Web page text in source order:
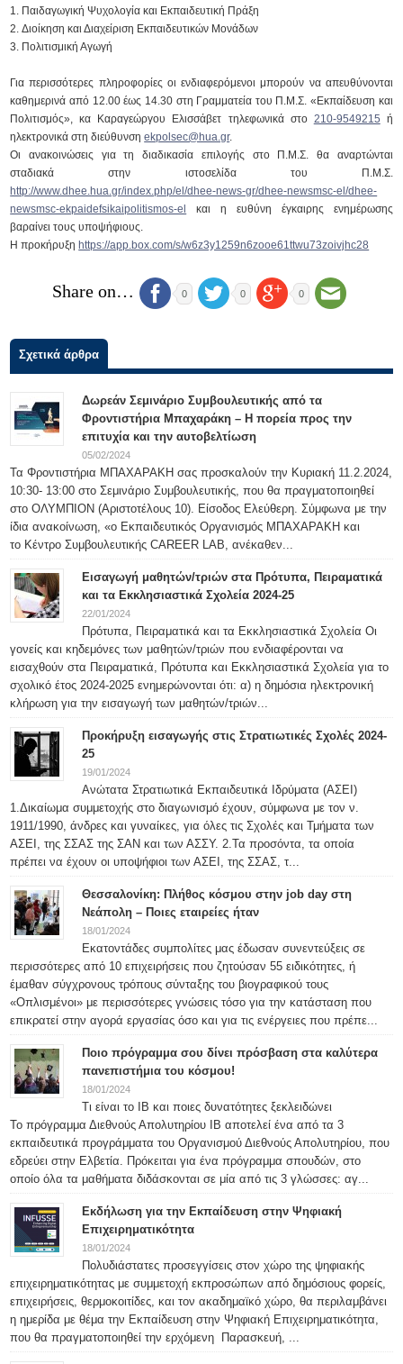
Παιδαγωγική Ψυχολογία και Εκπαιδευτική Πράξη
Διοίκηση και Διαχείριση Εκπαιδευτικών Μονάδων
Πολιτισμική Αγωγή
Για περισσότερες πληροφορίες οι ενδιαφερόμενοι μπορούν να απευθύνονται
καθημερινά από 12.00 έως 14.30 στη Γραμματεία του Π.Μ.Σ. «Εκπαίδευση και
Πολιτισμός», κα Καραγεώργου Ελισσάβετ τηλεφωνικά στο 210-9549215 ή
ηλεκτρονικά στη διεύθυνσηekpolsec@hua.gr.
Οι ανακοινώσεις για τη διαδικασία επιλογής στο Π.Μ.Σ. θα αναρτώνται
σταδιακά στην ιστοσελίδα του Π.Μ.Σ.
http://www.dhee.hua.gr/index.php/el/dhee-news-gr/dhee-newsmsc-el/dhee-
newsmsc-ekpaidefsikaipolitismos-el
και η ευθύνη έγκαιρης ενημέρωσης
βαραίνει τους υποψήφιους.
Η προκήρυξη https://app.box.com/s/w6z3y1259n6zooe61ttwu73zoivjhc28
Share on… 0 0 0
Σχετικά άρθρα
Δωρεάν Σεμινάριο Συμβουλευτικής από τα
Φροντιστήρια Μπαχαράκη – Η πορεία προς την
επιτυχία και την αυτοβελτίωση
05/02/2024
Τα Φροντιστήρια ΜΠΑΧΑΡΑΚΗ σας προσκαλούν την Κυριακή 11.2.2024,
10:30- 13:00 στο Σεμινάριο Συμβουλευτικής, που θα πραγματοποιηθεί
στο ΟΛΥΜΠΙΟΝ (Αριστοτέλους 10). Είσοδος Ελεύθερη. Σύμφωνα με την
ίδια ανακοίνωση, «ο Εκπαιδευτικός Οργανισμός ΜΠΑΧΑΡΑΚΗ και
το Κέντρο Συμβουλευτικής CAREER LAB, ανέκαθεν...
Εισαγωγή μαθητών/τριών στα Πρότυπα, Πειραματικά
και τα Εκκλησιαστικά Σχολεία 2024-25
22/01/2024
Πρότυπα, Πειραματικά και τα Εκκλησιαστικά Σχολεία Οι
γονείς και κηδεμόνες των μαθητών/τριών που ενδιαφέρονται να
εισαχθούν στα Πειραματικά, Πρότυπα και Εκκλησιαστικά Σχολεία για το
σχολικό έτος 2024-2025 ενημερώνονται ότι: α) η δημόσια ηλεκτρονική
κλήρωση για την εισαγωγή των μαθητών/τριών...
Προκήρυξη εισαγωγής στις Στρατιωτικές Σχολές 2024-
25
19/01/2024
Ανώτατα Στρατιωτικά Εκπαιδευτικά Ιδρύματα (ΑΣΕΙ)
1.Δικαίωμα συμμετοχής στο διαγωνισμό έχουν, σύμφωνα με τον ν.
1911/1990, άνδρες και γυναίκες, για όλες τις Σχολές και Τμήματα των
ΑΣΕΙ, της ΣΣΑΣ της ΣΑΝ και των ΑΣΣΥ. 2.Τα προσόντα, τα οποία
πρέπει να έχουν οι υποψήφιοι των ΑΣΕΙ, της ΣΣΑΣ, τ...
Θεσσαλονίκη: Πλήθος κόσμου στην job day στη
Νεάπολη – Ποιες εταιρείες ήταν
18/01/2024
Εκατοντάδες συμπολίτες μας έδωσαν συνεντεύξεις σε
περισσότερες από 10 επιχειρήσεις που ζητούσαν 55 ειδικότητες, ή
έμαθαν σύγχρονους τρόπους σύνταξης του βιογραφικού τους
«Οπλισμένοι» με περισσότερες γνώσεις τόσο για την κατάσταση που
επικρατεί στην αγορά εργασίας όσο και για τις ενέργειες που πρέπε...
Ποιο πρόγραμμα σου δίνει πρόσβαση στα καλύτερα
πανεπιστήμια του κόσμου!
18/01/2024
Τι είναι το IB και ποιες δυνατότητες ξεκλειδώνει
Το πρόγραμμα Διεθνούς Απολυτηρίου IB αποτελεί ένα από τα 3
εκπαιδευτικά προγράμματα του Οργανισμού Διεθνούς Απολυτηρίου, που
εδρεύει στην Ελβετία. Πρόκειται για ένα πρόγραμμα σπουδών, στο
οποίο όλα τα μαθήματα διδάσκονται σε μία από τις 3 γλώσσες: αγ...
Εκδήλωση για την Εκπαίδευση στην Ψηφιακή
Επιχειρηματικότητα
18/01/2024
Πολυδιάστατες προσεγγίσεις στον χώρο της ψηφιακής
επιχειρηματικότητας με συμμετοχή εκπροσώπων από δημόσιους φορείς,
επιχειρήσεις, θερμοκοιτίδες, και τον ακαδημαϊκό χώρο, θα περιλαμβάνει
η ημερίδα με θέμα την Εκπαίδευση στην Ψηφιακή Επιχειρηματικότητα,
που θα πραγματοποιηθεί την ερχόμενη Παρασκευή, ...